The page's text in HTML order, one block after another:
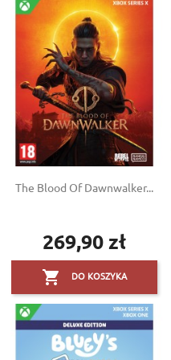
The Blood Of Dawnwalker...
Cena
269,90 zł
 DO KOSZYKA